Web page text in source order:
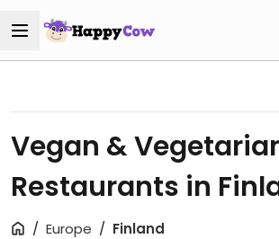
Vegan &
Restaurants in
Europe Finland